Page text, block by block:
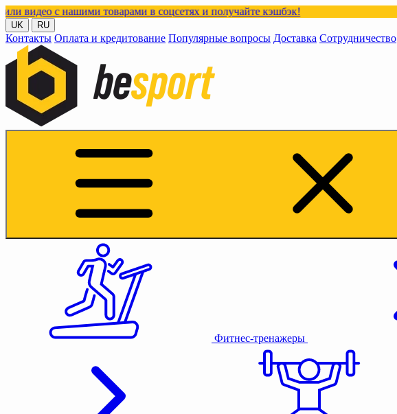
нашими товарами в соцсетях и получайте кэшбэк!
UK RU
Контакты Оплата и кредитование Популярные вопросы Доставка Сотрудничество
Фитнес-тренажеры